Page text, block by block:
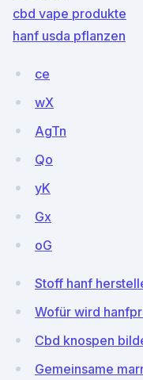
cbd vape produkte
hanf usda pflanzen
ce
wX
AgTn
Qo
yK
Gx
oG
Stoff hanf
Wofür wird
Cbd knospen
Gemeinsame